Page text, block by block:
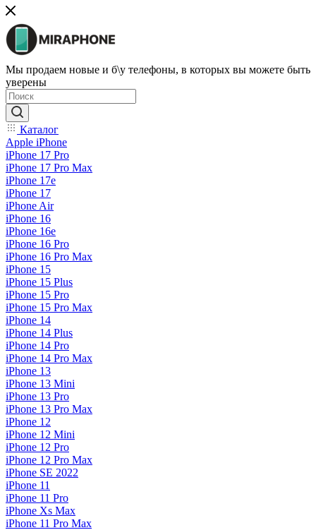
Мы продаем новые и б\у телефоны, в которых вы можете быть
уверены
Каталог
Apple iPhone
iPhone 17 Pro
iPhone 17 Pro Max
iPhone 17e
iPhone 17
iPhone Air
iPhone 16
iPhone 16e
iPhone 16 Pro
iPhone 16 Pro Max
iPhone 15
iPhone 15 Plus
iPhone 15 Pro
iPhone 15 Pro Max
iPhone 14
iPhone 14 Plus
iPhone 14 Pro
iPhone 14 Pro Max
iPhone 13
iPhone 13 Mini
iPhone 13 Pro
iPhone 13 Pro Max
iPhone 12
iPhone 12 Mini
iPhone 12 Pro
iPhone 12 Pro Max
iPhone SE 2022
iPhone 11
iPhone 11 Pro
iPhone Xs Max
iPhone 11 Pro Max